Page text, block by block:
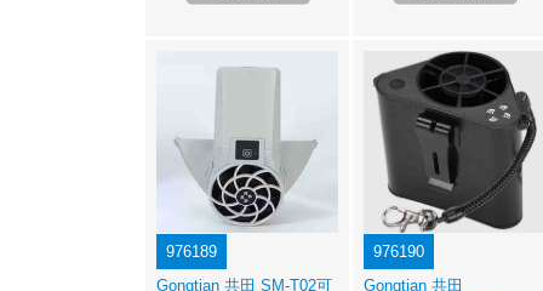
976189
Gongtian 共田 SM-T02可
976190
Gongtian 共田